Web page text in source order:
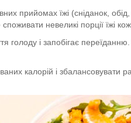
прийомах їжі (сніданок, обід,
невеликі порції їжі
і запобігає переїданню.
калорій і збалансовувати